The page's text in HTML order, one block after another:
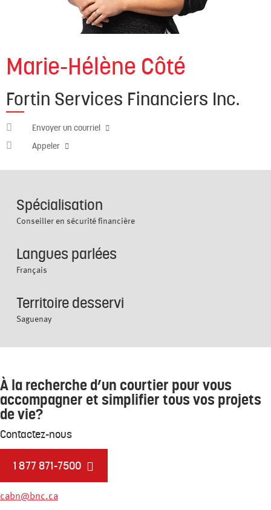
Marie-Hélène Côté
Fortin Services Financiers Inc.
marie-
helene.cote@cabn.net
Envoyer un courriel
581
1333
Appeler
Spécialisation
Conseiller en sécurité financière
Langues parlées
Français
Territoire desservi
Saguenay
À la recherche d’un courtier pour vous
accompagner et simplifier tous vos projets
de vie?
Contactez-nous
1 877 871-7500
cabn@bnc.ca